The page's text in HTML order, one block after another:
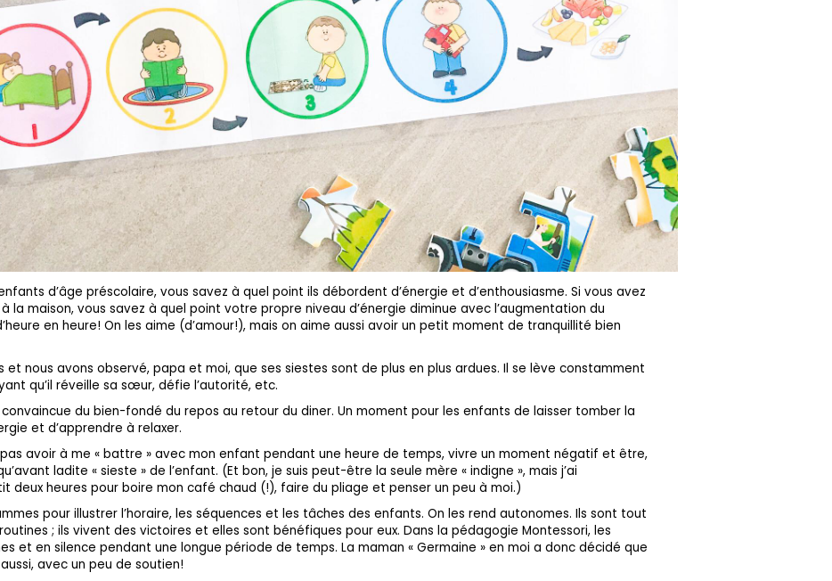
d’âge préscolaire, vous savez à quel point ils débordent d’énergie et d’enthousiasme. Si vous avez
la maison, vous savez à quel point votre propre niveau d’énergie diminue avec l’augmentation du
en heure! On les aime (d’amour!), mais on aime aussi avoir un petit moment de tranquillité bien
et nous avons observé, papa et moi, que ses siestes sont de plus en plus ardues. Il se lève constamment
qu’il réveille sa sœur, défie l’autorité, etc.
convaincue du bien-fondé du repos au retour du diner. Un moment pour les enfants de laisser tomber la
et d’apprendre à relaxer.
avoir à me « battre » avec mon enfant pendant une heure de temps, vivre un moment négatif et être,
ladite « sieste » de l’enfant. (Et bon, je suis peut-être la seule mère « indigne », mais j’ai
deux heures pour boire mon café chaud (!), faire du pliage et penser un peu à moi.)
pour illustrer l’horaire, les séquences et les tâches des enfants. On les rend autonomes. Ils sont tout
; ils vivent des victoires et elles sont bénéfiques pour eux. Dans la pédagogie Montessori, les
et en silence pendant une longue période de temps. La maman « Germaine » en moi a donc décidé que
avec un peu de soutien!